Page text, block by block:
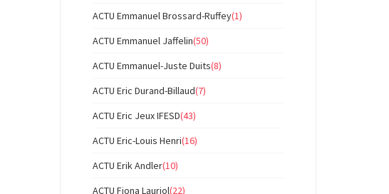
ACTU Emmanuel Brossard-Ruffey(1)
ACTU Emmanuel Jaffelin(50)
ACTU Emmanuel-Juste Duits(8)
ACTU Eric Durand-Billaud(7)
ACTU Eric Jeux IFESD(43)
ACTU Eric-Louis Henri(16)
ACTU Erik Andler(10)
ACTU Fiona Lauriol(22)